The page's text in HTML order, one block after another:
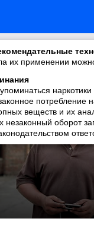
их применении
потребление
веществ и их
незаконный оборот